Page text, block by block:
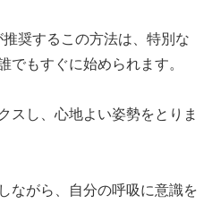
奨するこの方法は、特別な
でもすぐに始められます。
スし、心地よい姿勢をとりま
ながら、自分の呼吸に意識を